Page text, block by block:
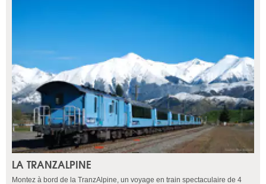
LA TRANZALPINE
Montez à bord de la TranzAlpine, un voyage en train spectaculaire de 4